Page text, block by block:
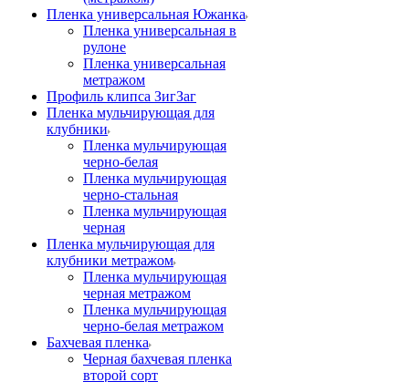
Пленка универсальная Южанка
Пленка универсальная в
рулоне
Пленка универсальная
метражом
Профиль клипса ЗигЗаг
Пленка мульчирующая для
клубники
Пленка мульчирующая
черно-белая
Пленка мульчирующая
черно-стальная
Пленка мульчирующая
черная
Пленка мульчирующая для
клубники метражом
Пленка мульчирующая
черная метражом
Пленка мульчирующая
черно-белая метражом
Бахчевая пленка
Черная бахчевая пленка
второй сорт